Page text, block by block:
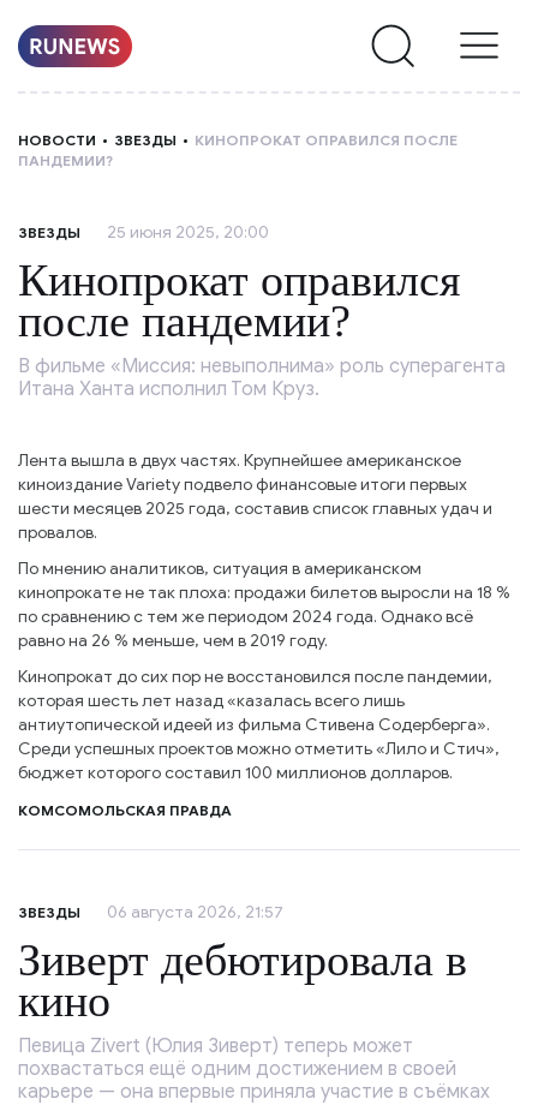
О
НАС
НОВОСТИ ЗВЕЗДЫ
КИНОПРОКАТ ОПРАВИЛСЯ ПОСЛЕ
ПАНДЕМИИ?
ЗВЕЗДЫ 25 июня 2025, 20:00
Кинопрокат оправился
после пандемии?
В фильме «Миссия: невыполнима» роль суперагента
Итана Ханта исполнил Том Круз.
Лента вышла в двух частях. Крупнейшее американское
киноиздание Variety подвело финансовые итоги первых
шести месяцев 2025 года, составив список главных удач и
провалов.
По мнению аналитиков, ситуация в американском
кинопрокате не так плоха: продажи билетов выросли на 18 %
по сравнению с тем же периодом 2024 года. Однако всё
равно на 26 % меньше, чем в 2019 году.
Кинопрокат до сих пор не восстановился после пандемии,
которая шесть лет назад «казалась всего лишь
антиутопической идеей из фильма Стивена Содерберга».
Среди успешных проектов можно отметить «Лило и Стич»,
бюджет которого составил 100 миллионов долларов.
КОМСОМОЛЬСКАЯ ПРАВДА
ЗВЕЗДЫ 06 августа 2026, 21:57
Зиверт дебютировала в
кино
Певица Zivert (Юлия Зиверт) теперь может
похвастаться ещё одним достижением в своей
карьере — она впервые приняла участие в съёмках